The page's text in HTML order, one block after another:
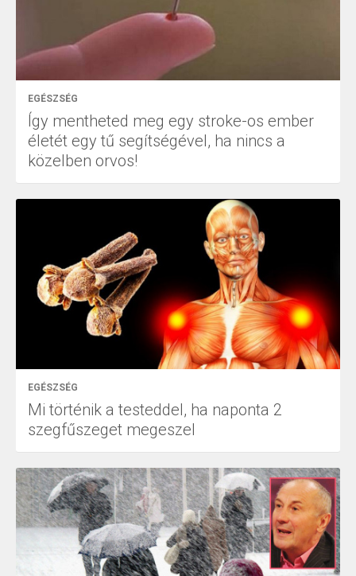
EGÉSZSÉG
Így mentheted meg egy stroke-os ember
életét egy tű segítségével, ha nincs a
közelben orvos!
EGÉSZSÉG
Mi történik a testeddel, ha naponta 2
szegfűszeget megeszel